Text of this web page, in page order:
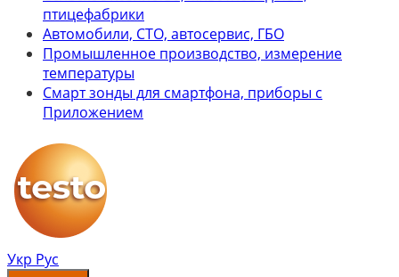
птицефабрики
Автомобили, СТО, автосервис, ГБО
Промышленное производство, измерение
температуры
Смарт зонды для смартфона, приборы с
Приложением
Укр Рус